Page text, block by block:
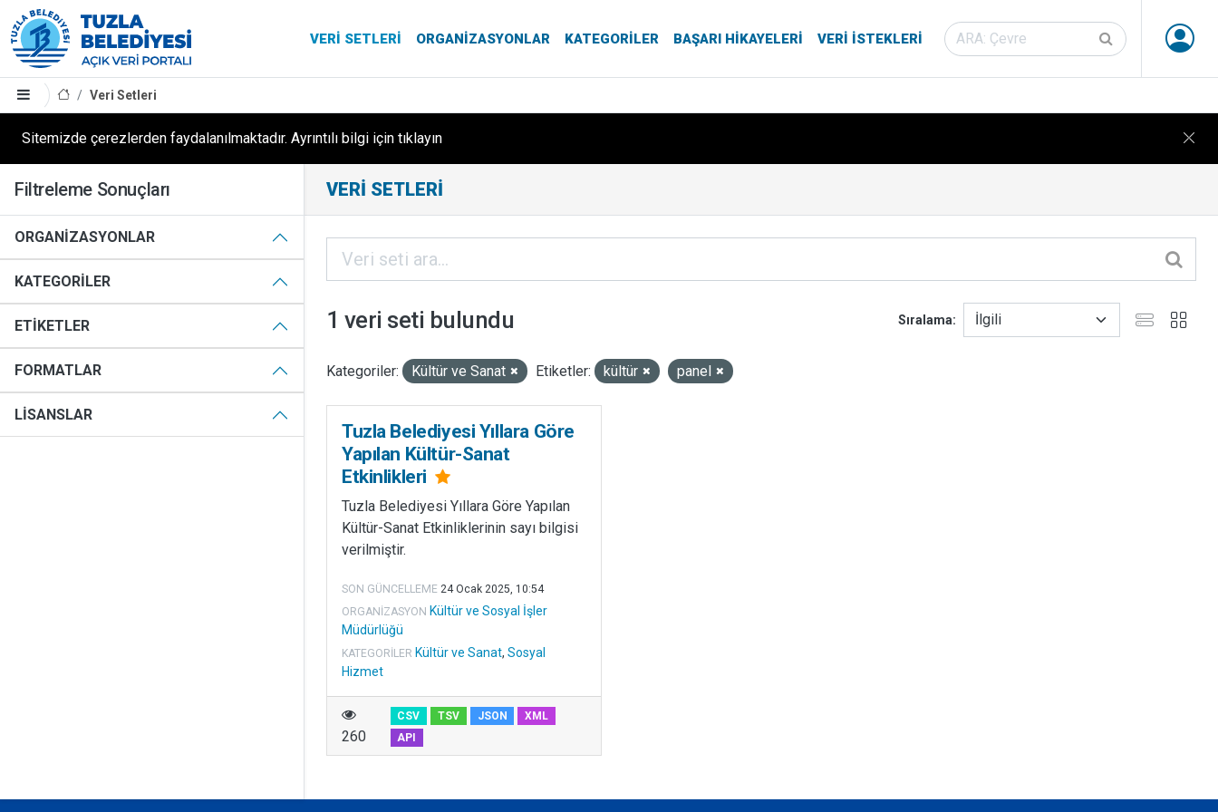
VERI SETLERI ORGANIZASYONLAR KATEGORILER BAŞARI HIKAYELERI VERI İSTEKLERI
Veri Setleri
Sitemizde çerezlerden faydalanılmaktadır. Ayrıntılı bilgi için tıklayın
Filtreleme Sonuçları
ORGANIZASYONLAR
KATEGORILER
ETIKETLER
FORMATLAR
LISANSLAR
VERI SETLERI
1 veri seti bulundu Sıralama
Kategoriler: Kültür ve Sanat Etiketler: kültür panel
Tuzla Belediyesi Yıllara Göre
Yapılan Kültür-Sanat
Etkinlikleri
Tuzla Belediyesi Yıllara Göre Yapılan
Kültür-Sanat Etkinliklerinin sayı bilgisi
verilmiştir.
SON GÜNCELLEME 24 Ocak 2025, 10:54
ORGANIZASYON Kültür ve Sosyal İşler
Müdürlüğü
KATEGORILER Kültür ve Sanat, Sosyal
Hizmet
260
CSV TSV JSON
XML
API